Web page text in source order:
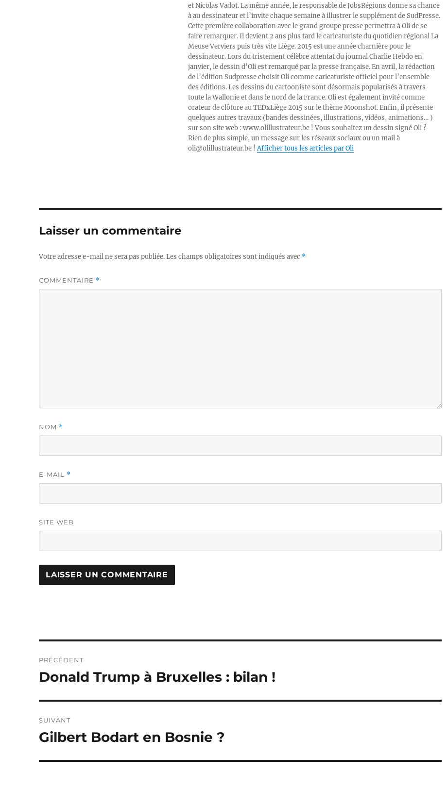
et Nicolas Vadot. La même année, le responsable de JobsRégions donne sa chance
à au dessinateur et l’invite chaque semaine à illustrer le supplément de SudPresse.
Cette première collaboration avec le grand groupe presse permettra à Oli de se
faire remarquer. Il devient 2 ans plus tard le caricaturiste du quotidien régional La
Meuse Verviers puis très vite Liège. 2015 est une année charnière pour le
dessinateur. Lors du tristement célèbre attentat du journal Charlie Hebdo en
janvier, le dessin d’Oli est remarqué par la presse française. En avril, la rédaction
de l’édition Sudpresse choisit Oli comme caricaturiste officiel pour l’ensemble
des éditions. Les dessins du cartooniste sont désormais popularisés à travers
toute la Wallonie et dans le nord de la France. Oli est également invité comme
orateur de clôture au TEDxLiège 2015 sur le thème Moonshot. Enfin, il présente
quelques autres travaux (bandes dessinées, illustrations, vidéos, animations… )
sur son site web : www.olillustrateur.be ! Vous souhaitez un dessin signé Oli ?
Rien de plus simple, un message sur les réseaux sociaux ou un mail à
oli@olillustrateur.be !Afficher tous les articles par Oli
Laisser un commentaire
Votre adresse e-mail ne sera pas publiée.Les champs obligatoires sont indiqués avec *
COMMENTAIRE *
NOM *
E-MAIL *
SITE WEB
de
PRÉCÉDENT
Publication
Donald Trump à Bruxelles : bilan !
SUIVANT
Publication
Gilbert Bodart en Bosnie ?